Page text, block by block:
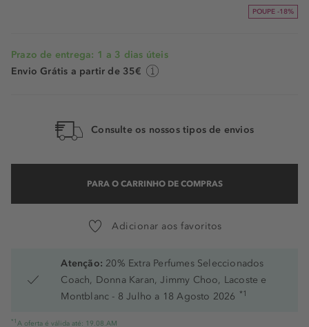
POUPE -18%
Prazo de entrega: 1 a 3 dias úteis
Envio Grátis a partir de 35€
Consulte os nossos tipos de envios
PARA O CARRINHO DE COMPRAS
Adicionar aos favoritos
Atenção: 20% Extra Perfumes Seleccionados
Coach, Donna Karan, Jimmy Choo, Lacoste e
Montblanc - 8 Julho a 18 Agosto 2026 *1
*1 A oferta é válida até: 19.08.AM